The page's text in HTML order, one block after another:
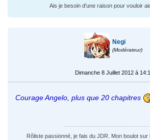
Ais je besoin d'une raison pour vouloir
Negi
(Modérateur)
Dimanche 8 Juillet 2012 à
Courage Angelo, plus que 20 chapitres
Rôliste passionné, je fais du JDR. Mon boulot sur